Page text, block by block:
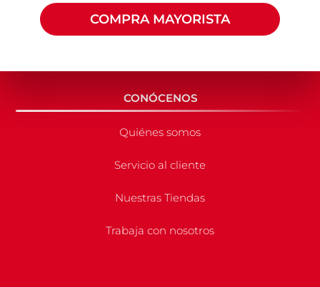
COMPRA MAYORISTA
CONÓCENOS
Quiénes somos
Servicio al cliente
Nuestras Tiendas
Trabaja con nosotros